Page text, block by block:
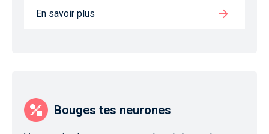
En savoir plus
Bouges tes neurones